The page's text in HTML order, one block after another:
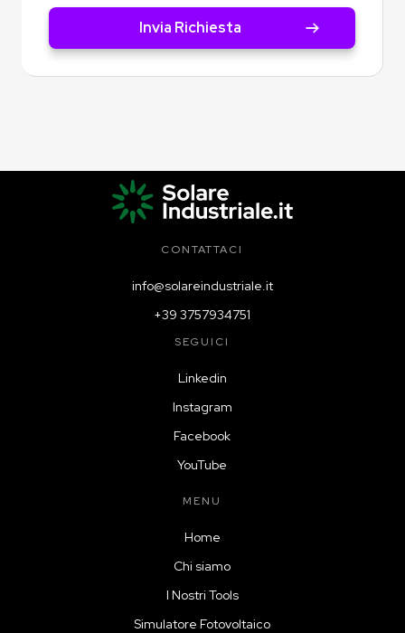
CONTATTACI
info@solareindustriale.it
+39 3757934751
SEGUICI
Linkedin
Instagram
Facebook
YouTube
MENU
Home
Chi siamo
I Nostri Tools
Simulatore Fotovoltaico